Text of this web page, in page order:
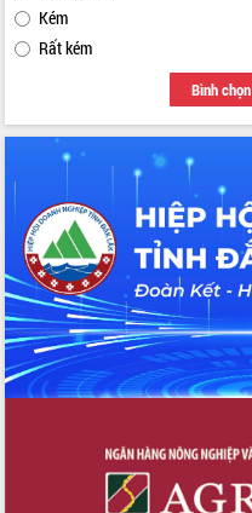
Kém
Rất kém
Bình chọn